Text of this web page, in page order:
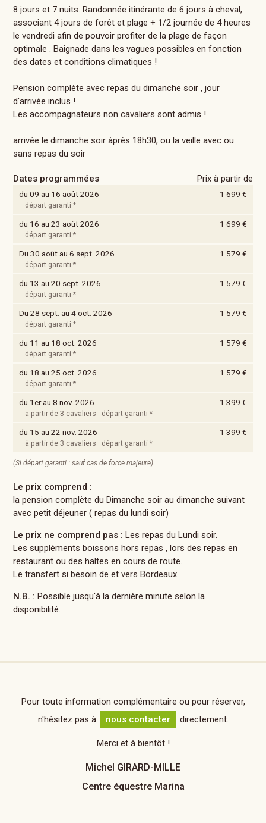
8 jours et 7 nuits. Randonnée itinérante de 6 jours à cheval,
associant 4 jours de forêt et plage + 1/2 journée de 4 heures
le vendredi afin de pouvoir profiter de la plage de façon
optimale . Baignade dans les vagues possibles en fonction
des dates et conditions climatiques !
Pension complète avec repas du dimanche soir , jour
d'arrivée inclus !
Les accompagnateurs non cavaliers sont admis !
arrivée le dimanche soir àprès 18h30, ou la veille avec ou
sans repas du soir
Dates programmées Prix à partir de
du 09 au 16 août 2026 1 699 €
départ garanti *
du 16 au 23 août 2026 1 699 €
départ garanti *
Du 30 août au 6 sept. 2026 1 579 €
départ garanti *
du 13 au 20 sept. 2026 1 579 €
départ garanti *
Du 28 sept. au 4 oct. 2026 1 579 €
départ garanti *
du 11 au 18 oct. 2026 1 579 €
départ garanti *
du 18 au 25 oct. 2026 1 579 €
départ garanti *
du 1er au 8 nov. 2026 1 399 €
a partir de 3 cavaliers départ garanti *
du 15 au 22 nov. 2026 1 399 €
à partir de 3 cavaliers départ garanti *
(Si départ garanti : sauf cas de force majeure)
Le prix comprend :
la pension complète du Dimanche soir au dimanche suivant
avec petit déjeuner ( repas du lundi soir)
Le prix ne comprend pas : Les repas du Lundi soir.
Les suppléments boissons hors repas , lors des repas en
restaurant ou des haltes en cours de route.
Le transfert si besoin de et vers Bordeaux
N.B. : Possible jusqu'à la dernière minute selon la
disponibilité.
Pour toute information complémentaire ou pour réserver,
n'hésitez pas à
nous contacter directement.
Merci et à bientôt !
Michel GIRARD-MILLE
Centre équestre Marina